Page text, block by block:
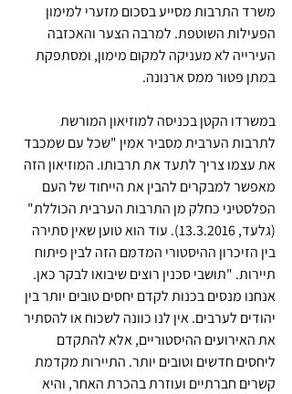
משרד התרבות מסייע בסכום מזערי למימון
הפעילות השוטפת. למרבה הצער והאכזבה
העירייה לא מעניקה למקום מימון, ומסתפקת
במתן פטור ממס ארנונה.
במשרדו הקטן בכניסה למוזיאון המורשת
לתרבות הערבית מסביר אמין "שכל עם שמכבד
את עצמו צריך לתעד את תרבותו. המוזיאון הזה
מאפשר למבקרים להבין את הייחוד של העם
הפלסטיני כחלק מן התרבות הערבית הכוללת"
(גלעד, 13.3.2016). עוד הוא טוען שאין סתירה
בין הזיכרון ההיסטורי המדמם הזה לבין פיתוח
תיירות. "תושבי סכנין רוצים שיבואו לבקר כאן.
אנחנו מנסים בכנות לקדם יחסים טובים יותר בין
יהודים לערבים. אין לנו כוונה לשכוח או להסתיר
את האירועים ההיסטוריים, אלא להתקדם
ליחסים חדשים וטובים יותר. התיירות מקדמת
קשרים חברתיים ועוזרת בהכרת האחר, והיא